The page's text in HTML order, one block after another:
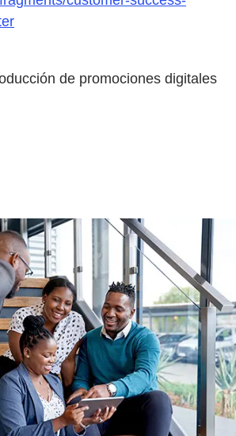
de promociones digitales